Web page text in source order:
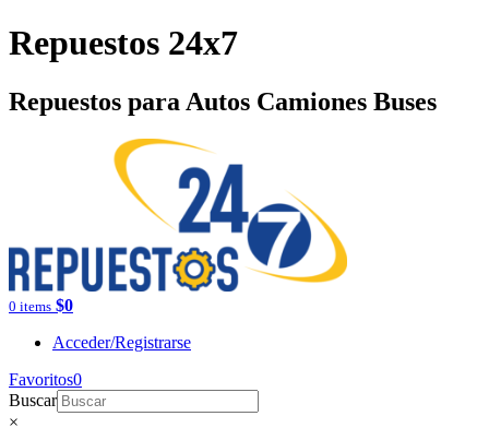
Repuestos 24x7
Repuestos para Autos Camiones Buses
0 items $0
Acceder/Registrarse
Favoritos0
Buscar
×